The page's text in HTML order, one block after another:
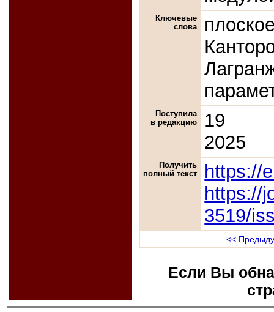
Ключевые
слова
Поступила
в редакцию
19
2025
Получить
полный текст
https://
https://
3519/
<<
Если Вы